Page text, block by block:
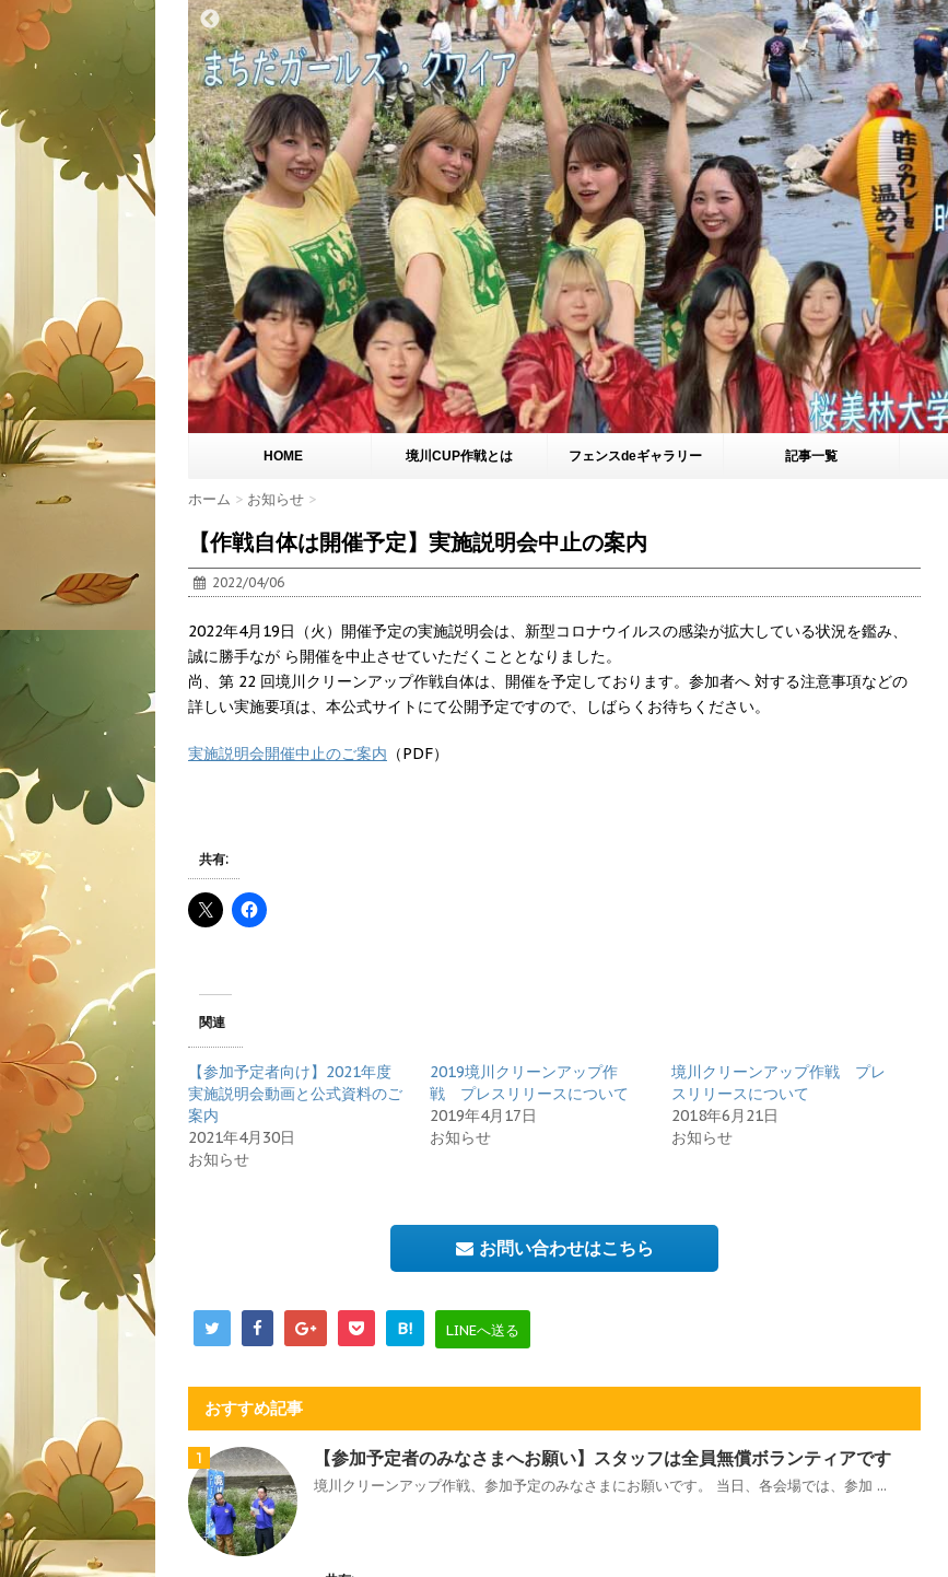
HOME 境川CUP作戦とは フェンスdeギャラリー 記事一覧
ホーム > お知らせ >
【作戦自体は開催予定】実施説明会中止の案内
2022/04/06
2022年4月19日（火）開催予定の実施説明会は、新型コロナウイルスの感染が拡大している状況を鑑み、
誠に勝手なが ら開催を中止させていただくこととなりました。
尚、第 22 回境川クリーンアップ作戦自体は、開催を予定しております。参加者へ 対する注意事項などの
詳しい実施要項は、本公式サイトにて公開予定ですので、しばらくお待ちください。
実施説明会開催中止のご案内 （PDF）
共有:
関連
【参加予定者向け】2021年度
実施説明会動画と公式資料のご
案内
2021年4月30日
お知らせ
2019境川クリーンアップ作
戦 プレスリリースについて
2019年4月17日
お知らせ
境川クリーンアップ作戦 プレ
スリリースについて
2018年6月21日
お知らせ
お問い合わせはこちら
B! LINEへ送る
おすすめ記事
1 【参加予定者のみなさまへお願い】スタッフは全員無償ボランティアです
境川クリーンアップ作戦、参加予定のみなさまにお願いです。 当日、各会場では、参加 ...